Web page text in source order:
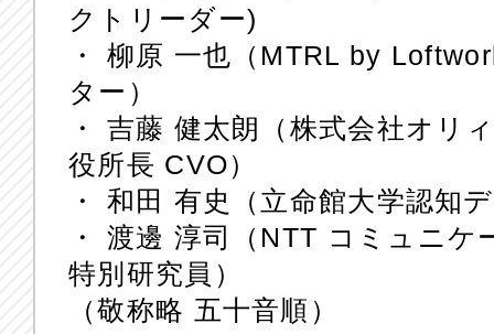
クトリーダー)
・ 柳原 一也（MTRL by
ター）
・ 吉藤 健太朗（株式会社オリ
役所長 CVO）
・ 和田 有史（立命館大学認知
・ 渡邊 淳司（NTT コミュニ
特別研究員）
（敬称略 五十音順）